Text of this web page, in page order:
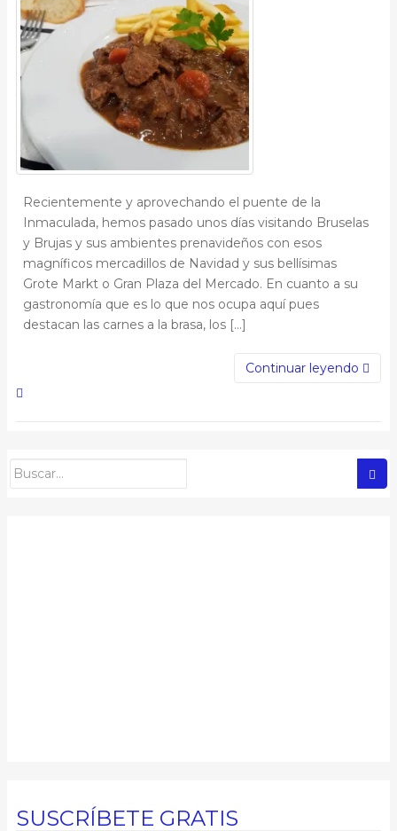
Recientemente y aprovechando el puente de la
Inmaculada, hemos pasado unos días visitando Bruselas
y Brujas y sus ambientes prenavideños con esos
magníficos mercadillos de Navidad y sus bellísimas
Grote Markt o Gran Plaza del Mercado. En cuanto a su
gastronomía que es lo que nos ocupa aquí pues
destacan las carnes a la brasa, los […]
Continuar leyendo
SUSCRÍBETE GRATIS